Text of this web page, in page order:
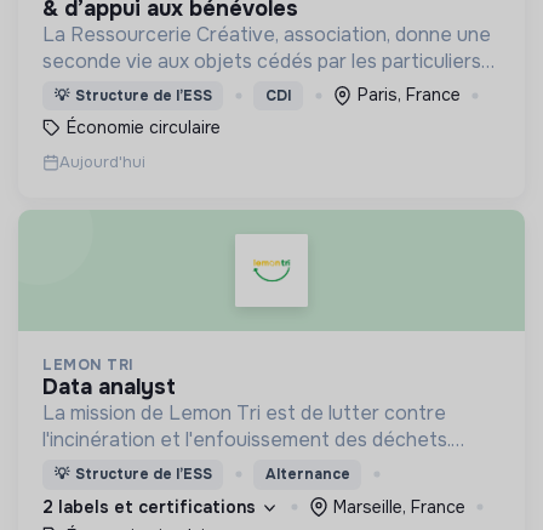
& d’appui aux bénévoles
La Ressourcerie Créative, association, donne une
seconde vie aux objets cédés par les particuliers
et collectés en entreprise. Elle participe ainsi à un
autre mode de consommation plus respectueux.
💡 Structure de l’ESS CDI
Paris, France
Économie circulaire
Aujourd'hui
LEMON TRI
data analyst
La mission de Lemon Tri est de lutter contre
l'incinération et l'enfouissement des déchets.
Adoptez les bons zestes à nos côtés !
💡 Structure de l’ESS Alternance
2 labels et certifications
Marseille, France